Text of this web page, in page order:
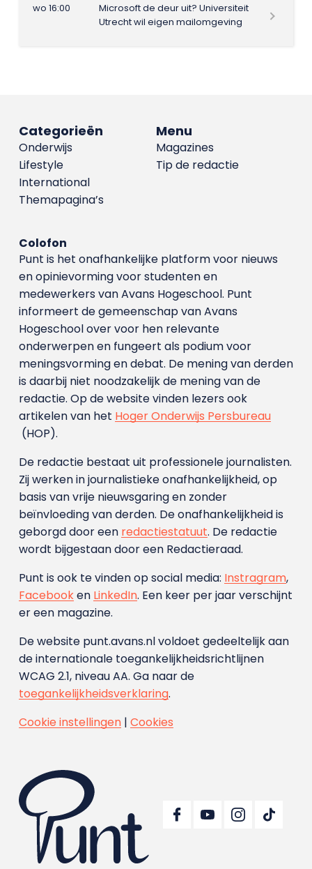
wo 16:00
Microsoft de deur uit? Universiteit
Utrecht wil eigen mailomgeving
Menu
Magazines
Tip de redactie
Categorieën
Onderwijs
Lifestyle
International
Themapagina’s
Colofon
Punt is het onafhankelijke platform voor nieuws
en opinievorming voor studenten en
medewerkers van Avans Hoge­school. Punt
informeert de gemeenschap van Avans
Hogeschool over voor hen relevante
onderwerpen en fungeert als podium voor
meningsvorming en debat. De mening van derden
is daarbij niet noodzakelijk de mening van de
redactie. Op de website vinden lezers ook
artikelen van het Hoger Onderwijs Persbureau
(HOP).
De redactie bestaat uit professionele journalisten.
Zij werken in journalistieke onafhankelijkheid, op
basis van vrije nieuwsgaring en zonder
beïnvloeding van derden. De onafhankelijkheid is
geborgd door een redactiestatuut. De redactie
wordt bijgestaan door een Redactieraad.
Punt is ook te vinden op social media: Instragram,
Facebooken LinkedIn. Een keer per jaar verschijnt
er een magazine.
De website punt.avans.nl voldoet gedeeltelijk aan
de internationale toegankelijkheidsrichtlijnen
WCAG 2.1, niveau AA. Ga naar de
toegankelijkheidsverklaring.
Cookie instellingen| Cookies